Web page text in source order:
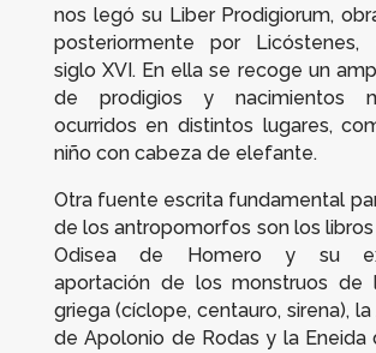
nos legó su Liber Prodigiorum,
posteriormente por
siglo XVI. En ella se recoge un
de prodigios y nacimientos
ocurridos en distintos lugares,
niño con cabeza de elefante.
Otra fuente escrita fundamental
de los antropomorfos son los
Odiseade Homero y su
aportación de los monstruos de
griega (cíclope, centauro, sirena), la
de Apolonio de Rodas y la Eneida